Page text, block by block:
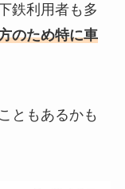
鉄利用者も多
のため特に車
ともあるかも